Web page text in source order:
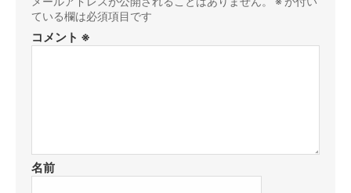
ている欄は必須項目です
コメント ※
名前